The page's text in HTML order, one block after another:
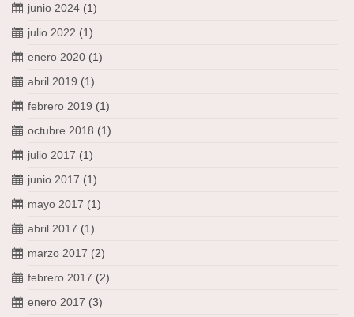
junio 2024 (1)
julio 2022 (1)
enero 2020 (1)
abril 2019 (1)
febrero 2019 (1)
octubre 2018 (1)
julio 2017 (1)
junio 2017 (1)
mayo 2017 (1)
abril 2017 (1)
marzo 2017 (2)
febrero 2017 (2)
enero 2017 (3)